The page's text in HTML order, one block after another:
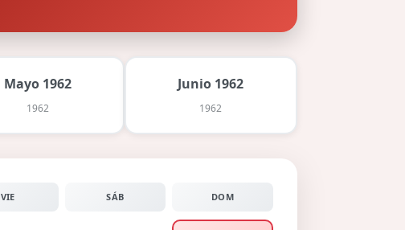
Mayo 1962
1962
Junio 1962
1962
VIE SÁB DOM